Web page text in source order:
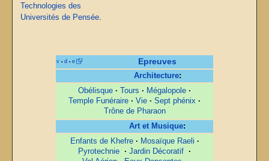
Technologies des
Universités de Pensée.
v • d • e Epreuves
Architecture:
Obélisque · Tours · Mégalopole ·
Temple Funéraire · Vie · Sept phénix ·
Trône de Pharaon
Art et Musique:
Enfants de Khefre · Mosaïque Raeli ·
Pyrotechnie · Jardin Décoratif ·